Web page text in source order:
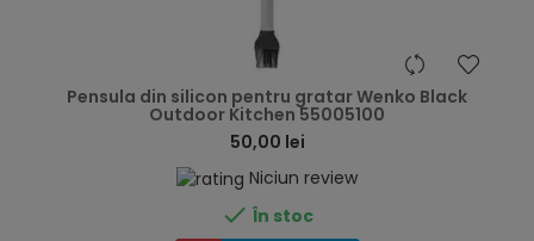
Pensula din silicon pentru gratar Wenko Black
Outdoor Kitchen 55005100
50,00 lei
Niciun review
 În stoc